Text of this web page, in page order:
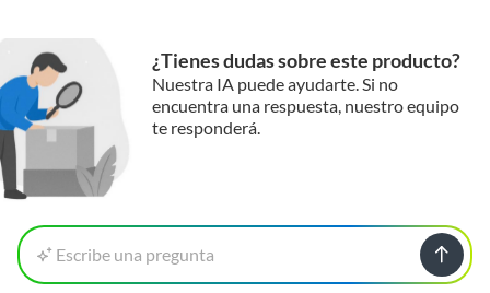
¿Tienes dudas sobre este producto?
Nuestra IA puede ayudarte. Si no
encuentra una respuesta, nuestro equipo
te responderá.
Escribe una pregunta